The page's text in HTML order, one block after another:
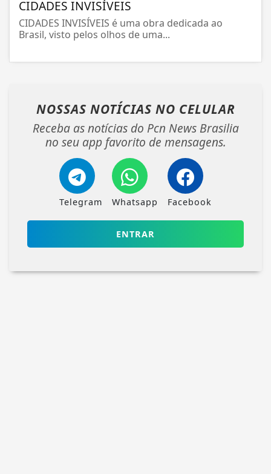
CIDADES INVISÍVEIS
CIDADES INVISÍVEIS é uma obra dedicada ao
Brasil, visto pelos olhos de uma...
NOSSAS NOTÍCIAS NO CELULAR
Receba as notícias do Pcn News Brasilia
no seu app favorito de mensagens.
Telegram Whatsapp Facebook
ENTRAR